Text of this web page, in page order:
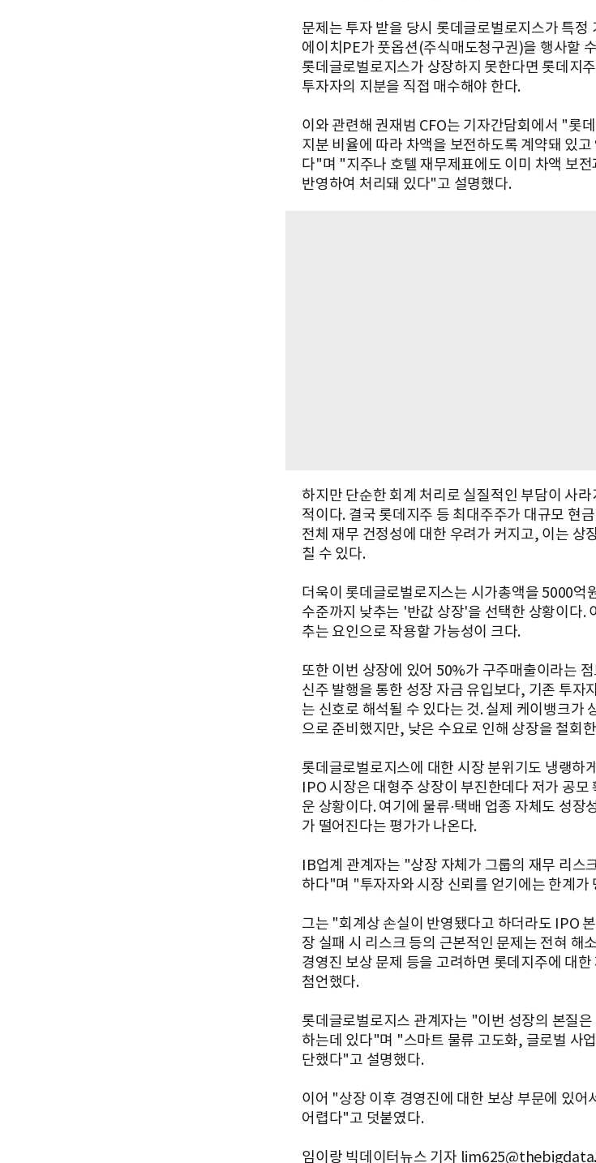
문제는 투자 받을 당시 롯데글로벌로지스가 특정
에이치PE가 풋옵션(주식매도청구권)을 행사할
롯데글로벌로지스가 상장하지 못한다면 롯데지
투자자의 지분을 직접 매수해야 한다.
이와 관련해 권재범 CFO는 기자간담회에서 "롯
지분 비율에 따라 차액을 보전하도록 계약돼 있
다"며 "지주나 호텔 재무제표에도 이미 차액 보
반영하여 처리돼 있다"고 설명했다.
하지만 단순한 회계 처리로 실질적인 부담이 사
적이다. 결국 롯데지주 등 최대주주가 대규모 현
전체 재무 건정성에 대한 우려가 커지고, 이는 상
칠 수 있다.
더욱이 롯데글로벌로지스는 시가총액을 5000억
수준까지 낮추는 '반값 상장'을 선택한 상황이다.
추는 요인으로 작용할 가능성이 크다.
또한 이번 상장에 있어 50%가 구주매출이라는
신주 발행을 통한 성장 자금 유입보다, 기존 투자
는 신호로 해석될 수 있다는 것. 실제 케이뱅크가
으로 준비했지만, 낮은 수요로 인해 상장을 철회
롯데글로벌로지스에 대한 시장 분위기도 냉랭하
IPO 시장은 대형주 상장이 부진한데다 저가 공모
운 상황이다. 여기에 물류·택배 업종 자체도 성장
가 떨어진다는 평가가 나온다.
IB업계 관계자는 "상장 자체가 그룹의 재무 리스
하다"며 "투자자와 시장 신뢰를 얻기에는 한계가
그는 "회계상 손실이 반영됐다고 하더라도 IPO
장 실패 시 리스크 등의 근본적인 문제는 전혀 해
경영진 보상 문제 등을 고려하면 롯데지주에 대
첨언했다.
롯데글로벌로지스 관계자는 "이번 성장의 본질
하는데 있다"며 "스마트 물류 고도화, 글로벌 사
단했다"고 설명했다.
이어 "상장 이후 경영진에 대한 보상 부문에 있어
어렵다"고 덧붙였다.
임이랑 빅데이터뉴스 기자